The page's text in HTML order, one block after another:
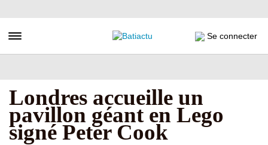
au
principal
Toggle navigation Se connecter
Londres accueille un
pavillon géant en Lego
signé Peter Cook